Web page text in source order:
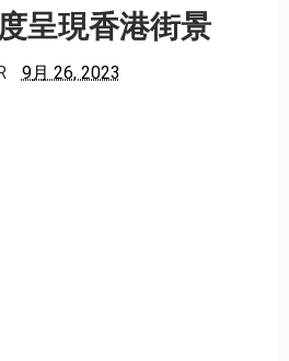
呈現香港街景
9月 26, 2023